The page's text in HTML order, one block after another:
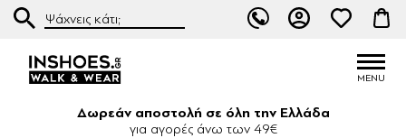
Δωρεάν αποστολή σε όλη την Ελλάδα
για αγορές άνω των 49€